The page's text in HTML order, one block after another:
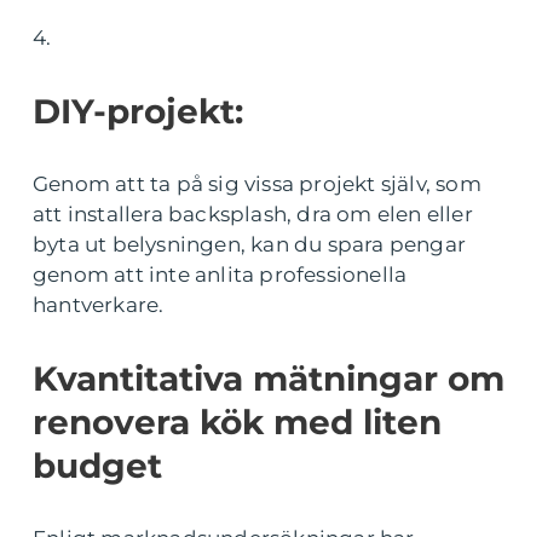
4.
DIY-projekt:
Genom att ta på sig vissa projekt själv, som
att installera backsplash, dra om elen eller
byta ut belysningen, kan du spara pengar
genom att inte anlita professionella
hantverkare.
Kvantitativa mätningar om
renovera kök med liten
budget